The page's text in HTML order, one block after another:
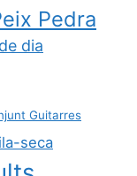
Pedra
dia
Guitarres
seca